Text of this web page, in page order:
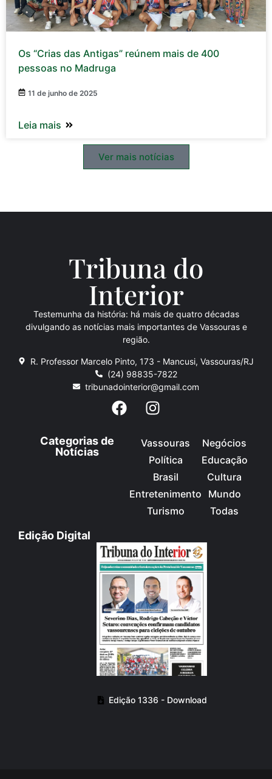
Os “Crias das Antigas” reúnem mais de 400
pessoas no Madruga
11 de junho de 2025
Leia mais
Ver mais notícias
Tribuna do
Interior
Testemunha da história: há mais de quatro décadas
divulgando as notícias mais importantes de Vassouras e
região.
R. Professor Marcelo Pinto, 173 - Mancusi, Vassouras/RJ
(24) 98835-7822
tribunadointerior@gmail.com
Categorias de
Notícias
Vassouras
Política
Brasil
Entretenimento
Turismo
Negócios
Educação
Cultura
Mundo
Todas
Edição Digital
Edição 1336 - Download